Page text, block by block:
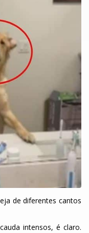
de diferentes cantos
intensos, é claro.